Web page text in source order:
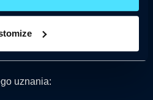
sprowadzanych z
uznania: